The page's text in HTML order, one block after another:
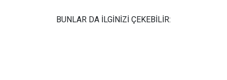
BUNLAR DA İLGİNİZİ ÇEKEBİLİR: